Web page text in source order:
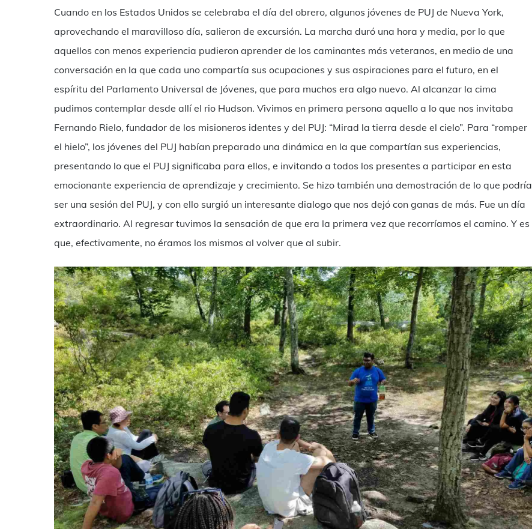
Cuando en los Estados Unidos se celebraba el día del obrero, algunos jóvenes de PUJ de Nueva York,
aprovechando el maravilloso día, salieron de excursión. La marcha duró una hora y media, por lo que
aquellos con menos experiencia pudieron aprender de los caminantes más veteranos, en medio de una
conversación en la que cada uno compartía sus ocupaciones y sus aspiraciones para el futuro, en el
espíritu del Parlamento Universal de Jóvenes, que para muchos era algo nuevo. Al alcanzar la cima
pudimos contemplar desde allí el rio Hudson. Vivimos en primera persona aquello a lo que nos invitaba
Fernando Rielo, fundador de los misioneros identes y del PUJ: “Mirad la tierra desde el cielo”. Para “romper
el hielo”, los jóvenes del PUJ habían preparado una dinámica en la que compartían sus experiencias,
presentando lo que el PUJ significaba para ellos, e invitando a todos los presentes a participar en esta
emocionante experiencia de aprendizaje y crecimiento. Se hizo también una demostración de lo que podría
ser una sesión del PUJ, y con ello surgió un interesante dialogo que nos dejó con ganas de más. Fue un día
extraordinario. Al regresar tuvimos la sensación de que era la primera vez que recorríamos el camino. Y es
que, efectivamente, no éramos los mismos al volver que al subir.